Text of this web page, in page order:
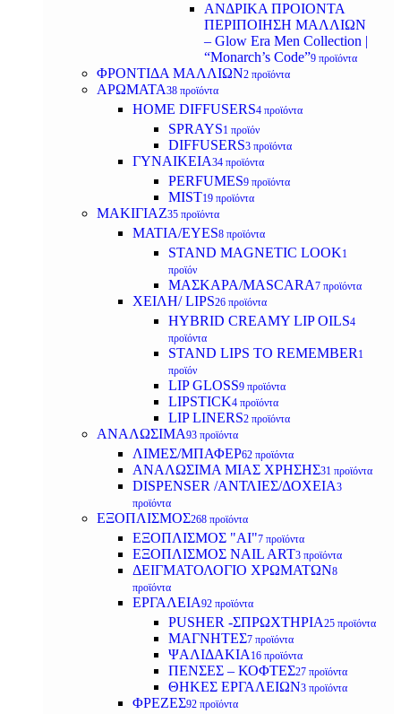
ΑΝΔΡΙΚΑ ΠΡΟΙΟΝΤΑ
ΠΕΡΙΠΟΙΗΣΗ ΜΑΛΛΙΩΝ
– Glow Era Men Collection |
“Monarch’s Code”9 προϊόντα
ΦΡΟΝΤΙΔΑ ΜΑΛΛΙΩΝ2 προϊόντα
ΑΡΩΜΑΤΑ38 προϊόντα
HOME DIFFUSERS4 προϊόντα
SPRAYS1 προϊόν
DIFFUSERS3 προϊόντα
ΓΥΝΑΙΚΕΙΑ34 προϊόντα
PERFUMES9 προϊόντα
MIST19 προϊόντα
ΜΑΚΙΓΙΑΖ35 προϊόντα
ΜΑΤΙΑ/EYES8 προϊόντα
STAND MAGNETIC LOOK1
προϊόν
ΜΑΣΚΑΡΑ/MASCARA7 προϊόντα
ΧΕΙΛΗ/ LIPS26 προϊόντα
HYBRID CREAMY LIP OILS4
προϊόντα
STAND LIPS TO REMEMBER 1
προϊόν
LIP GLOSS9 προϊόντα
LIPSTICK4 προϊόντα
LIP LINERS2 προϊόντα
ΑΝΑΛΩΣΙΜΑ93 προϊόντα
ΛΙΜΕΣ/ΜΠΑΦΕΡ62 προϊόντα
ΑΝΑΛΩΣΙΜΑ ΜΙΑΣ ΧΡΗΣΗΣ31 προϊόντα
DISPENSER /ΑΝΤΛΙΕΣ/ΔΟΧΕΙΑ3
προϊόντα
ΕΞΟΠΛΙΣΜΟΣ268 προϊόντα
ΕΞΟΠΛΙΣΜΟΣ "AI"7 προϊόντα
ΕΞΟΠΛΙΣΜΟΣ NAIL ART3 προϊόντα
ΔΕΙΓΜΑΤΟΛΟΓΙΟ ΧΡΩΜΑΤΩΝ8
προϊόντα
ΕΡΓΑΛΕΙΑ92 προϊόντα
PUSHER -ΣΠΡΩΧΤΗΡΙΑ25 προϊόντα
ΜΑΓΝΗΤΕΣ7 προϊόντα
ΨΑΛΙΔΑΚΙΑ 16 προϊόντα
ΠΕΝΣΕΣ – ΚΟΦΤΕΣ27 προϊόντα
ΘΗΚΕΣ ΕΡΓΑΛΕΙΩΝ3 προϊόντα
ΦΡΕΖΕΣ92 προϊόντα